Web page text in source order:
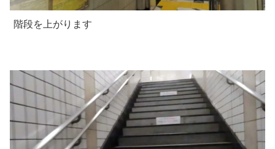
階段を上がります